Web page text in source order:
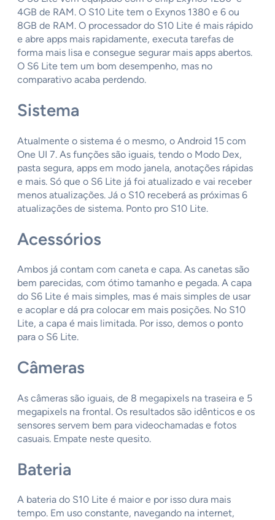
4GB de RAM. O S10 Lite tem o Exynos 1380 e 6 ou
8GB de RAM. O processador do S10 Lite é mais rápido
e abre apps mais rapidamente, executa tarefas de
forma mais lisa e consegue segurar mais apps abertos.
O S6 Lite tem um bom desempenho, mas no
comparativo acaba perdendo.
Sistema
Atualmente o sistema é o mesmo, o Android 15 com
One UI 7. As funções são iguais, tendo o Modo Dex,
pasta segura, apps em modo janela, anotações rápidas
e mais. Só que o S6 Lite já foi atualizado e vai receber
menos atualizações. Já o S10 receberá as próximas 6
atualizações de sistema. Ponto pro S10 Lite.
Acessórios
Ambos já contam com caneta e capa. As canetas são
bem parecidas, com ótimo tamanho e pegada. A capa
do S6 Lite é mais simples, mas é mais simples de usar
e acoplar e dá pra colocar em mais posições. No S10
Lite, a capa é mais limitada. Por isso, demos o ponto
para o S6 Lite.
Câmeras
As câmeras são iguais, de 8 megapixels na traseira e 5
megapixels na frontal. Os resultados são idênticos e os
sensores servem bem para videochamadas e fotos
casuais. Empate neste quesito.
Bateria
A bateria do S10 Lite é maior e por isso dura mais
tempo. Em uso constante, navegando na internet,